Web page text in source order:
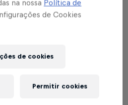
Santa
Paulista
na nossa Política de
de Cookies
de cookies
Permitir cookies